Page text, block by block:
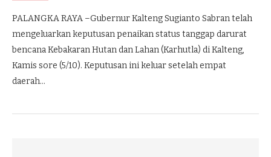
PALANGKA RAYA –Gubernur Kalteng Sugianto Sabran telah
mengeluarkan keputusan penaikan status tanggap darurat
bencana Kebakaran Hutan dan Lahan (Karhutla) di Kalteng,
Kamis sore (5/10). Keputusan ini keluar setelah empat
daerah…